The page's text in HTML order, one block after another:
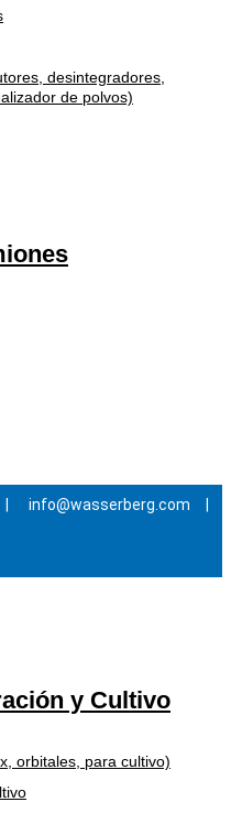
desintegradores,
de polvos)
info@wasserberg.com
y Cultivo
orbitales, para cultivo)